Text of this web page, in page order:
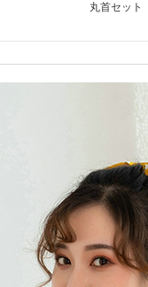
丸首セット